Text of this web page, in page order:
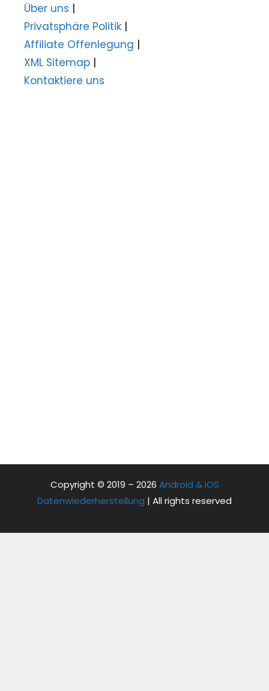
Über uns |
Privatsphäre Politik |
Affiliate Offenlegung |
XML Sitemap |
Kontaktiere uns
Copyright © 2019 – 2026 Android & iOS
Datenwiederherstellung | All rights reserved